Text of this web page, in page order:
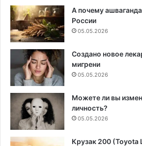
А почему
России
05.05.2026
Создано новое
мигрени
05.05.2026
Можете ли вы
личность?
05.05.2026
Крузак 200 (Toyota